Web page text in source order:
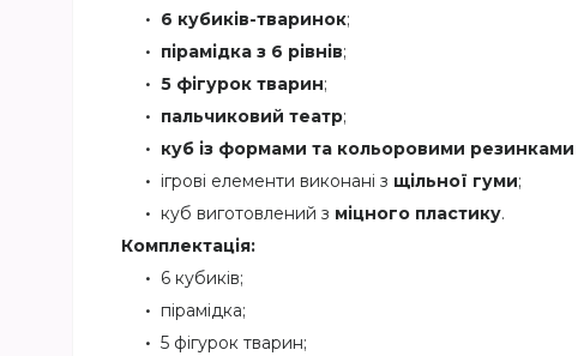
6 кубиків-тваринок;
пірамідка з 6 рівнів;
5 фігурок тварин;
пальчиковий театр;
куб із формами та кольоровими резинками
ігрові елементи виконані з щільної гуми;
куб виготовлений з міцного пластику.
Комплектація:
6 кубиків;
пірамідка;
5 фігурок тварин;